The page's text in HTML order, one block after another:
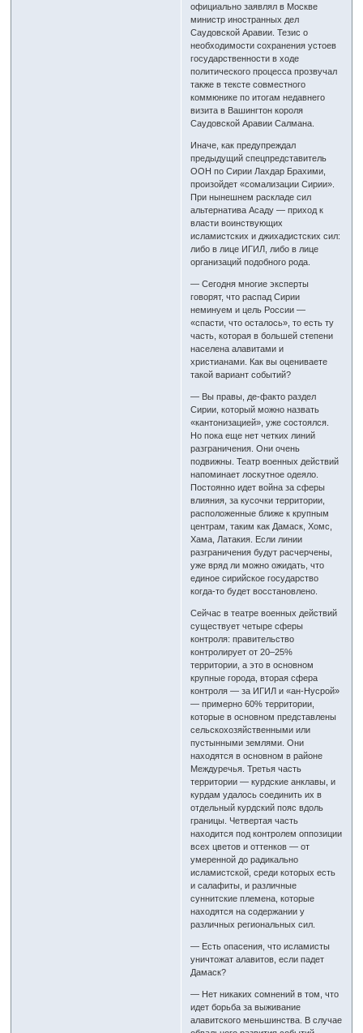
официально заявлял в Москве
министр иностранных дел
Саудовской Аравии. Тезис о
необходимости сохранения устоев
государственности в ходе
политического процесса прозвучал
также в тексте совместного
коммюнике по итогам недавнего
визита в Вашингтон короля
Саудовской Аравии Салмана.
Иначе, как предупреждал
предыдущий спецпредставитель
ООН по Сирии Лахдар Брахими,
произойдет «сомализации Сирии».
При нынешнем раскладе сил
альтернатива Асаду — приход к
власти воинствующих
исламистских и джихадистских сил:
либо в лице ИГИЛ, либо в лице
организаций подобного рода.
— Сегодня многие эксперты
говорят, что распад Сирии
неминуем и цель России —
«спасти, что осталось», то есть ту
часть, которая в большей степени
населена алавитами и
христианами. Как вы оцениваете
такой вариант событий?
— Вы правы, де-факто раздел
Сирии, который можно назвать
«кантонизацией», уже состоялся.
Но пока еще нет четких линий
разграничения. Они очень
подвижны. Театр военных действий
напоминает лоскутное одеяло.
Постоянно идет война за сферы
влияния, за кусочки территории,
расположенные ближе к крупным
центрам, таким как Дамаск, Хомс,
Хама, Латакия. Если линии
разграничения будут расчерчены,
уже вряд ли можно ожидать, что
единое сирийское государство
когда-то будет восстановлено.
Сейчас в театре военных действий
существует четыре сферы
контроля: правительство
контролирует от 20–25%
территории, а это в основном
крупные города, вторая сфера
контроля — за ИГИЛ и «ан-Нусрой»
— примерно 60% территории,
которые в основном представлены
сельскохозяйственными или
пустынными землями. Они
находятся в основном в районе
Междуречья. Третья часть
территории — курдские анклавы, и
курдам удалось соединить их в
отдельный курдский пояс вдоль
границы. Четвертая часть
находится под контролем оппозиции
всех цветов и оттенков — от
умеренной до радикально
исламистской, среди которых есть
и салафиты, и различные
суннитские племена, которые
находятся на содержании у
различных региональных сил.
— Есть опасения, что исламисты
уничтожат алавитов, если падет
Дамаск?
— Нет никаких сомнений в том, что
идет борьба за выживание
алавитского меньшинства. В случае